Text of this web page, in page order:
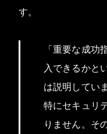
す。
「重要な成功
入できるかと
は説明してい
特にセキュリ
りません。そ